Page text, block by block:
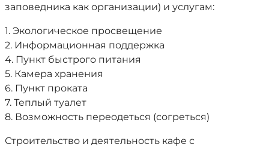
заповедника как организации) и услугам:
1. Экологическое просвещение
2. Информационная поддержка
4. Пункт быстрого питания
5. Камера хранения
6. Пункт проката
7. Теплый туалет
8. Возможность переодеться (согреться)
Строительство и деятельность кафе с